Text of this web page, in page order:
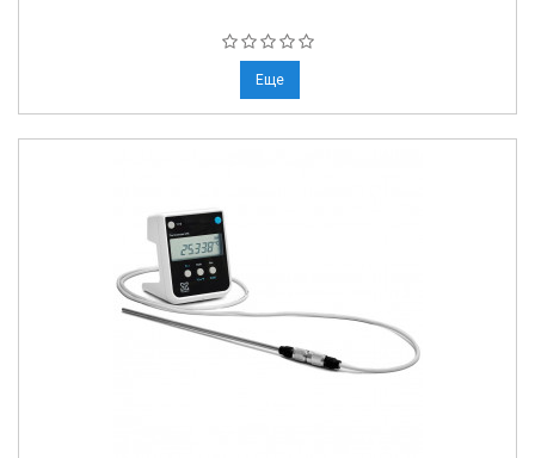
Еще